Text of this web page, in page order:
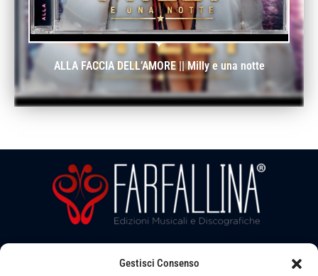
Gestisci Consenso
ALLA FACCIA DELL’AMORE || Milly e una notte
Seguici su: